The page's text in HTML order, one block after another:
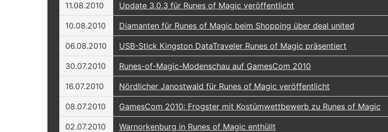
11.08.2010 Update 3.0.3 für Runes of Magic veröffentlicht
10.08.2010 Diamanten für Runes of Magic beim Shopping über deal united
06.08.2010 USB-Stick Kingston DataTraveler Runes of Magic präsentiert
30.07.2010 Runes-of-Magic-Modenschau auf GamesCom 2010
16.07.2010 Nördlicher Janostwald für Runes of Magic veröffentlicht
08.07.2010 GamesCom 2010: Frogster mit Kostümwettbewerb zu Runes of Magic
02.07.2010 Warnorkenburg in Runes of Magic enthüllt